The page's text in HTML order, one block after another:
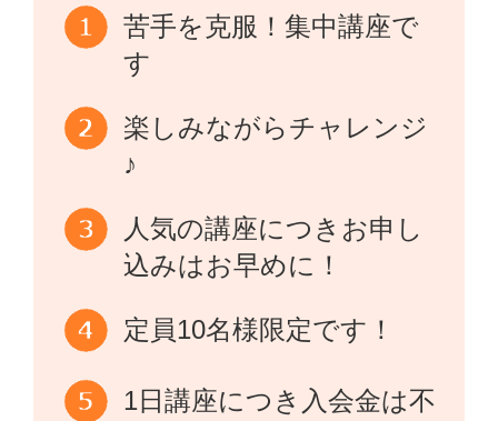
苦手を克服！集中講座で
す
楽しみながらチャレンジ
♪
人気の講座につきお申し
込みはお早めに！
定員10名様限定です！
1日講座につき入会金は不